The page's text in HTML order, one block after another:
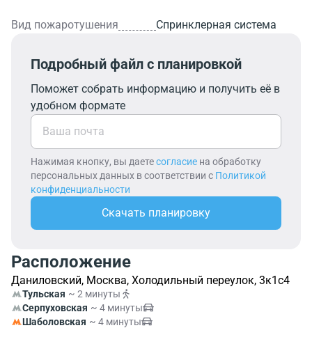
Вид пожаротушения Спринклерная система
Подробный файл с планировкой
Поможет собрать информацию и получить её в
удобном формате
Нажимая кнопку, вы даетесогласие на обработку
персональных данных в соответствии с Политикой
конфиденциальности
Скачать планировку
Расположение
Даниловский, Москва, Холодильный переулок, 3к1с4
Тульская ~ 2 минуты
Серпуховская ~ 4 минуты
Шаболовская ~ 4 минуты